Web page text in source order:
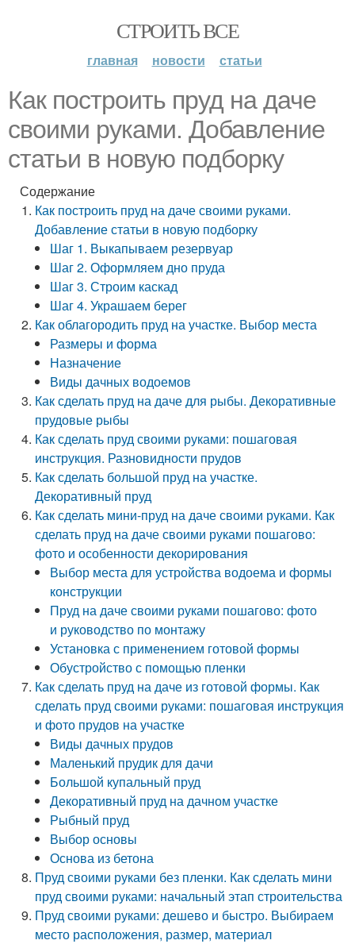
СТРОИТЬ ВСЕ
главная новости статьи
Как построить пруд на даче
своими руками. Добавление
статьи в новую подборку
Содержание
Как построить пруд на даче своими руками.
Добавление статьи в новую подборку
Шаг 1. Выкапываем резервуар
Шаг 2. Оформляем дно пруда
Шаг 3. Строим каскад
Шаг 4. Украшаем берег
Как облагородить пруд на участке. Выбор места
Размеры и форма
Назначение
Виды дачных водоемов
Как сделать пруд на даче для рыбы. Декоративные
прудовые рыбы
Как сделать пруд своими руками: пошаговая
инструкция. Разновидности прудов
Как сделать большой пруд на участке.
Декоративный пруд
Как сделать мини-пруд на даче своими руками. Как
сделать пруд на даче своими руками пошагово:
фото и особенности декорирования
Выбор места для устройства водоема и формы
конструкции
Пруд на даче своими руками пошагово: фото
и руководство по монтажу
Установка с применением готовой формы
Обустройство с помощью пленки
Как сделать пруд на даче из готовой формы. Как
сделать пруд своими руками: пошаговая инструкция
и фото прудов на участке
Виды дачных прудов
Маленький прудик для дачи
Большой купальный пруд
Декоративный пруд на дачном участке
Рыбный пруд
Выбор основы
Основа из бетона
Пруд своими руками без пленки. Как сделать мини
пруд своими руками: начальный этап строительства
Пруд своими руками: дешево и быстро. Выбираем
место расположения, размер, материал